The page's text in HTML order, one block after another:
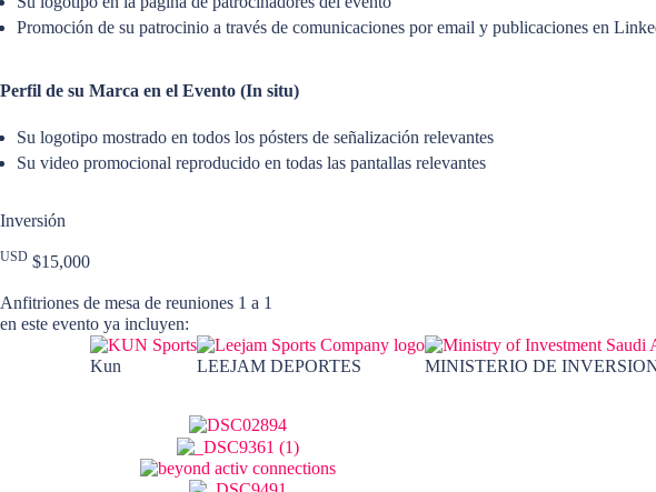
Promoción de su patrocinio a través de comunicaciones por email y publicaciones en
Perfil de su Marca en el Evento (In situ)
Su logotipo mostrado en todos los pósters de señalización relevantes
Su video promocional reproducido en todas las pantallas relevantes
Inversión
USD $15,000
Anfitriones de mesa de reuniones 1 a 1
en este evento ya incluyen:
Kun LEEJAM DEPORTES MINISTERIO DE